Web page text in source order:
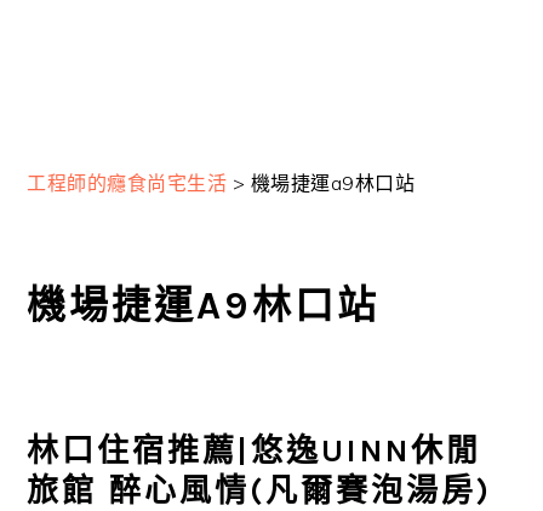
工程師的癮食尚宅生活 > 機場捷運a9林口站
機場捷運A9林口站
林口住宿推薦|悠逸UINN休閒
旅館 醉心風情(凡爾賽泡湯房)